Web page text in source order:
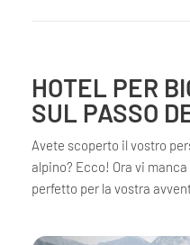
HOTEL PER
SUL PASSO
Avete scoperto il vostro
alpino? Ecco! Ora vi
perfetto per la vostra